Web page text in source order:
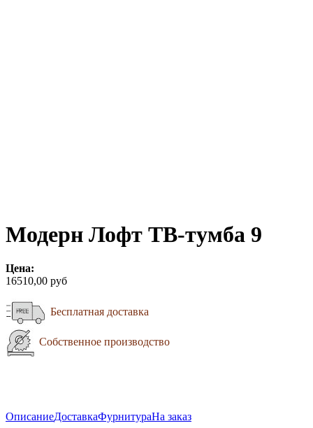
Модерн Лофт ТВ-тумба 9
Цена:
16510,00 руб
Бесплатная доставка
Собственное производство
ОписаниеДоставкаФурнитураНа заказ